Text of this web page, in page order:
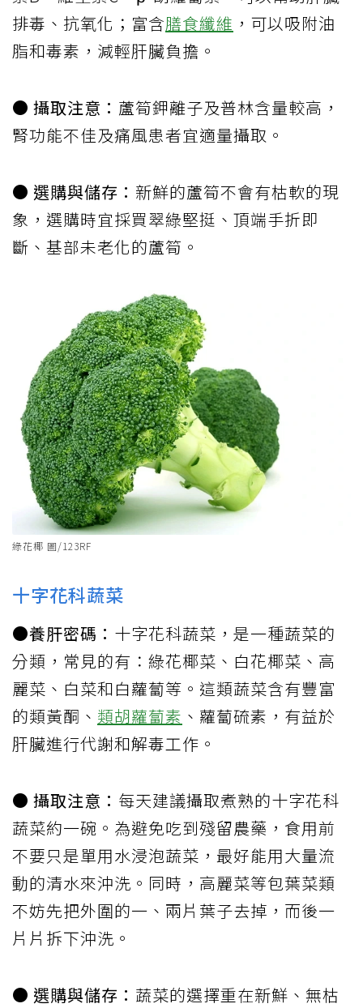
排毒、抗氧化；富含膳食纖維 ，可以吸附油
脂和毒素，減輕肝臟負擔。
● 攝取注意： 蘆筍鉀離子及普林含量較高，
腎功能不佳及痛風患者宜適量攝取。
● 選購與儲存： 新鮮的蘆筍不會有枯軟的現
象，選購時宜採買翠綠堅挺、頂端手折即
斷、基部未老化的蘆筍。
綠花椰 圖/123RF
十字花科蔬菜
●養肝密碼： 十字花科蔬菜，是一種蔬菜的
分類，常見的有：綠花椰菜、白花椰菜、高
麗菜、白菜和白蘿蔔等。這類蔬菜含有豐富
的類黃酮、 類胡蘿蔔素 、蘿蔔硫素，有益於
肝臟進行代謝和解毒工作。
● 攝取注意： 每天建議攝取煮熟的十字花科
蔬菜約一碗。為避免吃到殘留農藥，食用前
不要只是單用水浸泡蔬菜，最好能用大量流
動的清水來沖洗。同時，高麗菜等包葉菜類
不妨先把外圍的一、兩片葉子去掉，而後一
片片拆下沖洗。
● 選購與儲存： 蔬菜的選擇重在新鮮、無枯